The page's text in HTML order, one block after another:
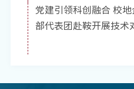
党建引领科创融合 校
部代表团赴鞍开展技术